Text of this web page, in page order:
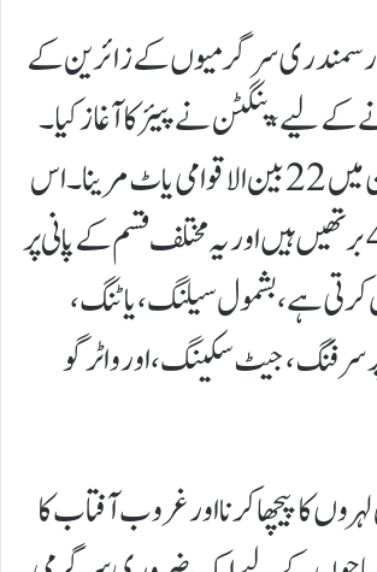
سمندری سرگرمیوں کے زائرین کے
لیے، پنگٹن نے پیئر کا آغاز کیا۔
گزشتہ سال جون میں 22 بین الاقوامی یاٹ مرینا۔ اس
سہولت میں 49 برتھیں ہیں اور یہ مختلف قسم کے پانی پر
کرتی ہے، بشمول سیلنگ، یاٹنگ،
سرفنگ، جیٹ سکینگ، اور واٹر گو
کا پیچھا کرنا اور غروب آفتاب کا